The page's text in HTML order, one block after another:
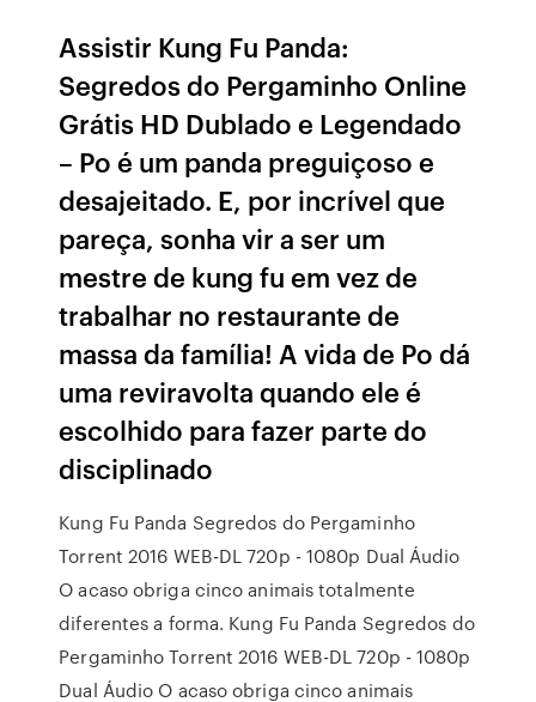
Assistir Kung Fu Panda:
Segredos do Pergaminho Online
Grátis HD Dublado e Legendado
– Po é um panda preguiçoso e
desajeitado. E, por incrível que
pareça, sonha vir a ser um
mestre de kung fu em vez de
trabalhar no restaurante de
massa da família! A vida de Po dá
uma reviravolta quando ele é
escolhido para fazer parte do
disciplinado
Kung Fu Panda Segredos do Pergaminho
Torrent 2016 WEB-DL 720p - 1080p Dual Áudio
O acaso obriga cinco animais totalmente
diferentes a forma. Kung Fu Panda Segredos do
Pergaminho Torrent 2016 WEB-DL 720p - 1080p
Dual Áudio O acaso obriga cinco animais